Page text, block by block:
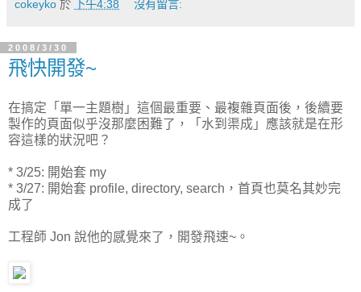
cokeyko 於 下午4:38 沒有留言:
2008/3/30
飛快開發~
在搞定「單一主題樹」這個最重要、最複雜頁面後，後續要
製作的頁面似乎沒那麼困難了，「水到渠成」應該就是在形
容這樣的狀況吧？
* 3/25: 開始套 my
* 3/27: 開始套 profile, directory, search，首頁也莫名其妙完
成了
工程師 Jon 說他的感覺來了，開發飛速~。